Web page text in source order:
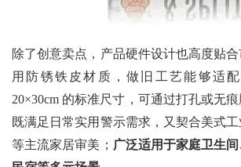
除了创意卖点，产品硬件设计也高度贴
用防锈铁皮材质，做旧工艺能够适
20×30cm 的标准尺寸，可通过打孔或无
既满足日常实用警示需求，又契合美式
等主流家居审美； 广泛适用于家庭卫生